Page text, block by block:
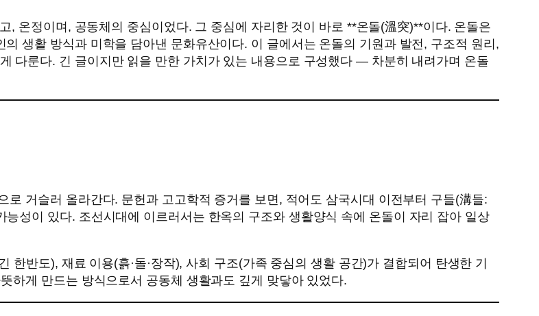
, 온정이며, 공동체의 중심이었다. 그 중심에 자리한 것이 바로 **온돌(溫突)**이다. 온돌은
생활 방식과 미학을 담아낸 문화유산이다. 이 글에서는 온돌의 기원과 발전, 구조적 원리,
다룬다. 긴 글이지만 읽을 만한 가치가 있는 내용으로 구성했다 — 차분히 내려가며 온돌
거슬러 올라간다. 문헌과 고고학적 증거를 보면, 적어도 삼국시대 이전부터 구들(溝들:
성이 있다. 조선시대에 이르러서는 한옥의 구조와 생활양식 속에 온돌이 자리 잡아 일상
반도), 재료 이용(흙·돌·장작), 사회 구조(가족 중심의 생활 공간)가 결합되어 탄생한 기
하게 만드는 방식으로서 공동체 생활과도 깊게 맞닿아 있었다.